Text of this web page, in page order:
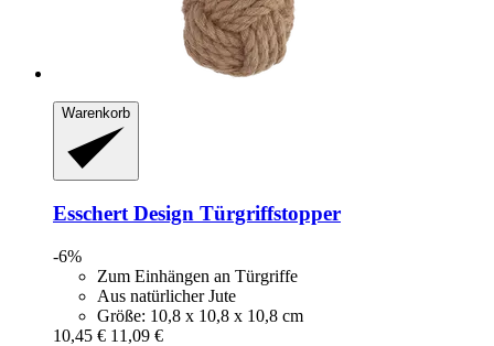
Warenkorb
Esschert Design Türgriffstopper
-6%
Zum Einhängen an Türgriffe
Aus natürlicher Jute
Größe: 10,8 x 10,8 x 10,8 cm
10,45 € 11,09 €